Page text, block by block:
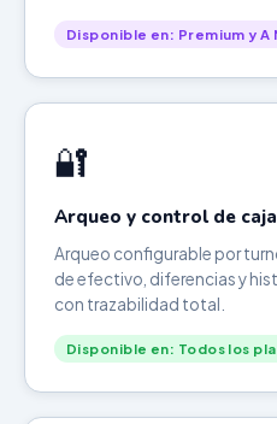
Disponible en: Premium y A
🔐
Arqueo y control de caja
Arqueo configurable por
de efectivo, diferencias y
con trazabilidad total.
Disponible en: Todos los